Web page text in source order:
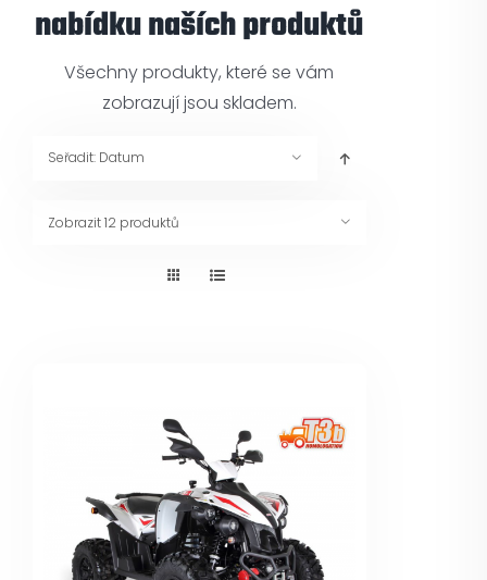
nabídku naších produktů
Všechny produkty, které se vám
zobrazují jsou skladem.
Seřadit: Datum
Zobrazit12 produktů